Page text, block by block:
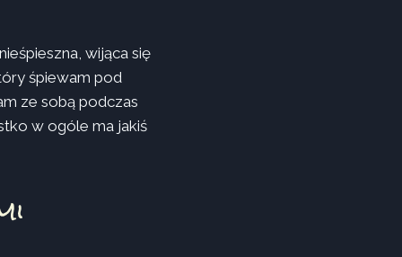
wijąca się
śpiewam pod
ze sobą podczas
w ogóle ma jakiś